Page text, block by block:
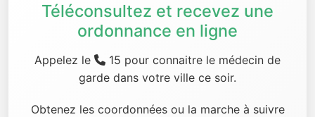
Téléconsultez et recevez une
ordonnance en ligne
Appelez le
15 pour connaitre le médecin de
garde dans votre ville ce soir.
Obtenez les coordonnées ou la marche à suivre